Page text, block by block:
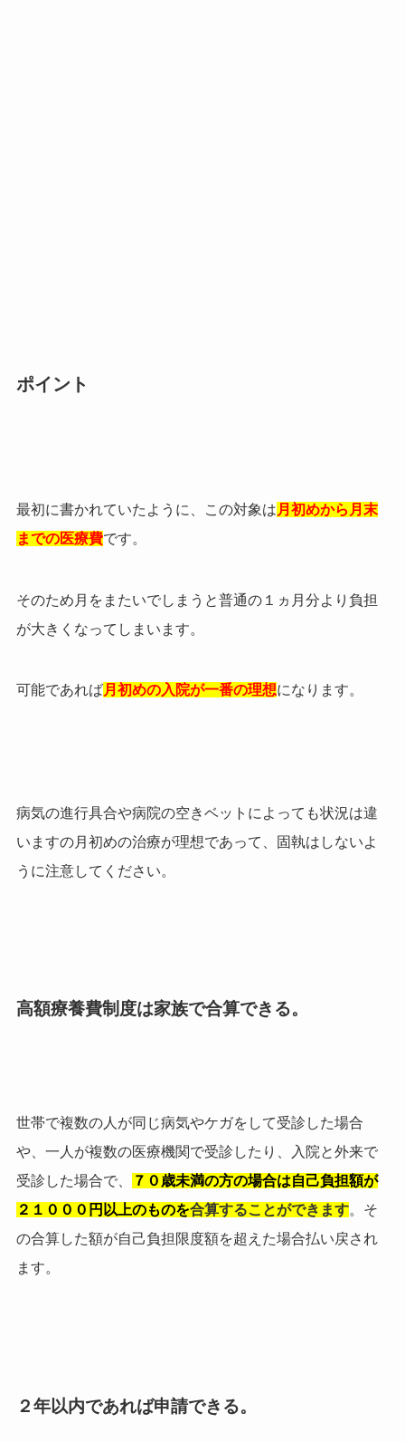
ポイント
最初に書かれていたように、この対象は 月初めから月末
までの医療費です。
そのため月をまたいでしまうと普通の１ヵ月分より負担
が大きくなってしまいます。
可能であれば月初めの入院が一番の理想になります。
病気の進行具合や病院の空きベットによっても状況は違
いますの月初めの治療が理想であって、固執はしないよ
うに注意してください。
高額療養費制度は家族で合算できる。
世帯で複数の人が同じ病気やケガをして受診した場合
や、一人が複数の医療機関で受診したり、入院と外来で
受診した場合で、
７０歳未満の方の場合は自己負担額が
２１０００円以上のものを合算することができます。そ
の合算した額が自己負担限度額を超えた場合払い戻され
ます。
２年以内であれば申請できる。